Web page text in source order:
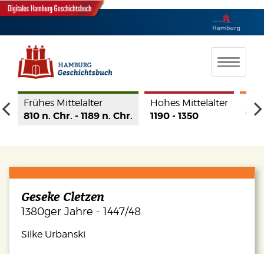
Frühes Mittelalter
810 n. Chr. - 1189 n. Chr.
Hohes Mittelalter
1190 - 1350
Geseke Cletzen
1380ger Jahre - 1447/48
Silke Urbanski